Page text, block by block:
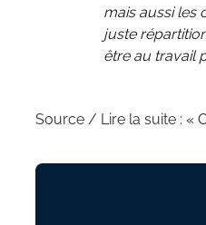
mais aussi les
juste
être au travail
Source / Lire la suite : «